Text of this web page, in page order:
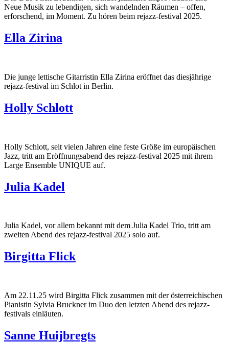
Neue Musik zu lebendigen, sich wandelnden Räumen – offen,
erforschend, im Moment. Zu hören beim rejazz-festival 2025.
Ella Zirina
Die junge lettische Gitarristin Ella Zirina eröffnet das diesjährige
rejazz-festival im Schlot in Berlin.
Holly Schlott
Holly Schlott, seit vielen Jahren eine feste Größe im europäischen
Jazz, tritt am Eröffnungsabend des rejazz-festival 2025 mit ihrem
Large Ensemble UNIQUE auf.
Julia Kadel
Julia Kadel, vor allem bekannt mit dem Julia Kadel Trio, tritt am
zweiten Abend des rejazz-festival 2025 solo auf.
Birgitta Flick
Am 22.11.25 wird Birgitta Flick zusammen mit der österreichischen
Pianistin Sylvia Bruckner im Duo den letzten Abend des rejazz-
festivals einläuten.
Sanne Huijbregts